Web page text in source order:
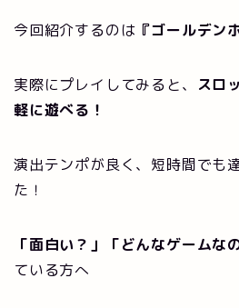
今回紹介するのは 『ゴールデン
実際にプレイしてみると、
スロ
軽に遊べる！
演出テンポが良く、短時間でも
た！
「面白い？」「どんなゲームな
ている方へ